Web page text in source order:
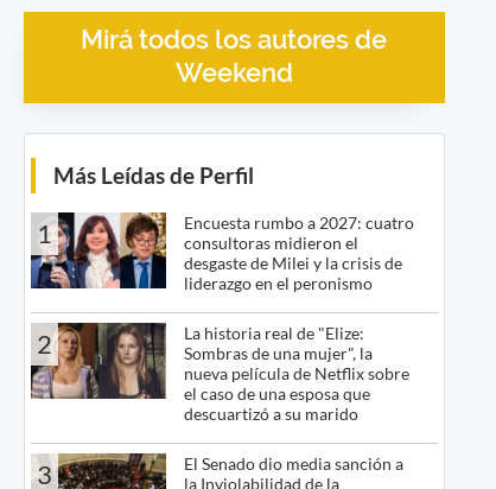
Mirá todos los autores de
Weekend
Más Leídas de Perfil
1
Encuesta rumbo a 2027: cuatro
consultoras midieron el
desgaste de Milei y la crisis de
liderazgo en el peronismo
2
La historia real de "Elize:
Sombras de una mujer", la
nueva película de Netflix sobre
el caso de una esposa que
descuartizó a su marido
3
El Senado dio media sanción a
la Inviolabilidad de la